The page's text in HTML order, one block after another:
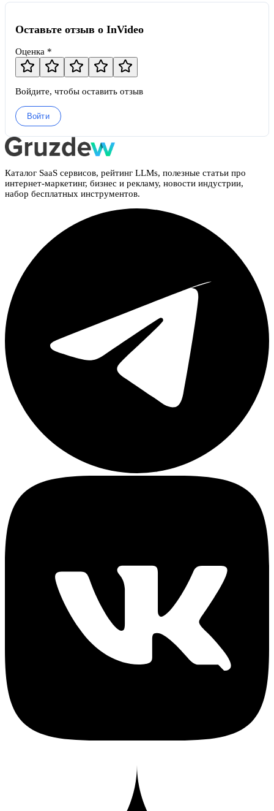
Оставьте отзыв о InVideo
Оценка *
Войдите, чтобы оставить отзыв
Войти
Каталог SaaS сервисов, рейтинг LLMs, полезные статьи про
интернет-маркетинг, бизнес и рекламу, новости индустрии,
набор бесплатных инструментов.